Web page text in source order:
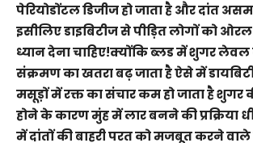
पेरियोडोंटल डिजीज हो जाता है और दांत
इसीलिए डाइबिटीज से पीड़ित लोगों को
ध्यान देना चाहिए!क्योंकि ब्लड में शुगर
संक्रमण का खतरा बढ़ जाता है ऐसे में
मसूड़ों में रक्त का संचार कम हो जाता है शुगर
होने के कारण मुंह में लार बनने की प्रक्रिया
में दांतों की बाहरी परत को मजबूत करने